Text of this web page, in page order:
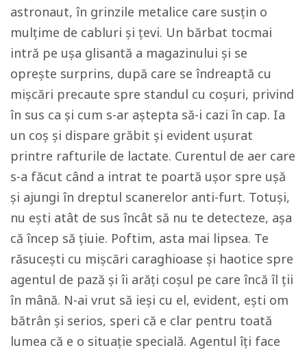
astronaut, în grinzile metalice care susțin o
mulțime de cabluri și țevi. Un bărbat tocmai
intră pe ușa glisantă a magazinului și se
oprește surprins, după care se îndreaptă cu
mișcări precaute spre standul cu coșuri, privind
în sus ca și cum s-ar aștepta să-i cazi în cap. Ia
un coș și dispare grăbit și evident ușurat
printre rafturile de lactate. Curentul de aer care
s-a făcut când a intrat te poartă ușor spre ușă
și ajungi în dreptul scanerelor anti-furt. Totuși,
nu ești atât de sus încât să nu te detecteze, așa
că încep să țiuie. Poftim, asta mai lipsea. Te
răsucești cu mișcări caraghioase și haotice spre
agentul de pază și îi arăți coșul pe care încă îl ții
în mână. N-ai vrut să ieși cu el, evident, ești om
bătrân și serios, speri că e clar pentru toată
lumea că e o situație specială. Agentul îți face